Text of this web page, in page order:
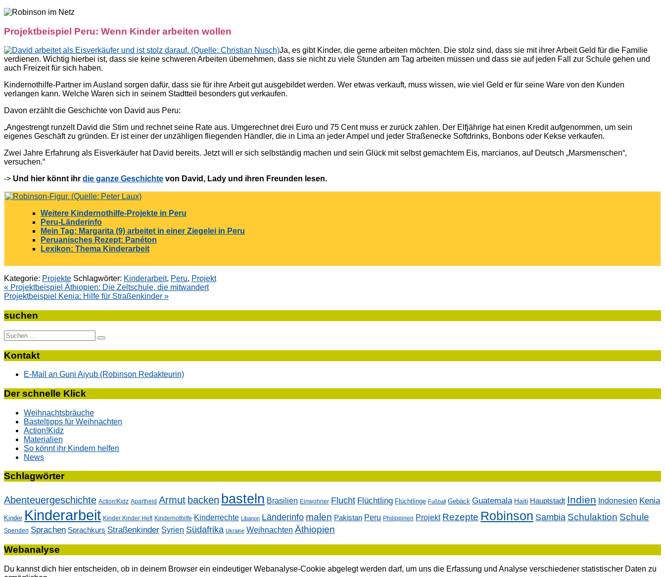
Projektbeispiel Peru: Wenn Kinder arbeiten wollen
Ja, es gibt Kinder, die gerne arbeiten möchten. Die stolz sind, dass sie mit ihrer Arbeit Geld für die Familie
verdienen. Wichtig hierbei ist, dass sie keine schweren Arbeiten übernehmen, dass sie nicht zu viele Stunden am Tag arbeiten müssen und dass sie auf jeden Fall zur Schule gehen und
auch Freizeit für sich haben.
Kindernothilfe-Partner im Ausland sorgen dafür, dass sie für ihre Arbeit gut ausgebildet werden. Wer etwas verkauft, muss wissen, wie viel Geld er für seine Ware von den Kunden
verlangen kann. Welche Waren sich in seinem Stadtteil besonders gut verkaufen.
Davon erzählt die Geschichte von David aus Peru:
„Angestrengt runzelt David die Stirn und rechnet seine Rate aus. Umgerechnet drei Euro und 75 Cent muss er zurück zahlen. Der Elfjährige hat einen Kredit aufgenommen, um sein
eigenes Geschäft zu gründen. Er ist einer der unzähligen fliegenden Händler, die in Lima an jeder Ampel und jeder Straßenecke Softdrinks, Bonbons oder Kekse verkaufen.
Zwei Jahre Erfahrung als Eisverkäufer hat David bereits. Jetzt will er sich selbständig machen und sein Glück mit selbst gemachtem Eis, marcianos, auf Deutsch „Marsmenschen“,
versuchen.“
-> Und hier könnt ihr die ganze Geschichte von David, Lady und ihren Freunden lesen.
Weitere Kindernothilfe-Projekte in Peru
Peru-Länderinfo
Mein Tag: Margarita (9) arbeitet in einer Ziegelei in Peru
Peruanisches Rezept: Panéton
Lexikon: Thema Kinderarbeit
Kategorie: Projekte Schlagwörter: Kinderarbeit, Peru, Projekt
Beitragsnavigation
« Projektbeispiel Äthiopien: Die Zeltschule, die mitwandert
Projektbeispiel Kenia: Hilfe für Straßenkinder »
suchen
Suche
nach:
Kontakt
E-Mail an Guni Aiyub (Robinson Redakteurin)
Der schnelle Klick
Weihnachtsbräuche
Basteltipps für Weihnachten
Action!Kidz
Materialien
So könnt ihr Kindern helfen
News
Schlagwörter
Abenteuergeschichte Action!Kidz Apartheid Armut backen basteln Brasilien Einwohner Flucht Flüchtling Flüchtlinge Fußball Gebäck Guatemala Haiti Hauptstadt Indien Indonesien Kenia
Kinder Kinderarbeit Kinder Kinder Heft Kindernothilfe Kinderrechte Libanon Länderinfo malen Pakistan Peru Philippinen Projekt Rezepte Robinson Sambia Schulaktion Schule
Spenden Sprachen Sprachkurs Straßenkinder Syrien Südafrika Ukraine Weihnachten Äthiopien
Webanalyse
Du kannst dich hier entscheiden, ob in deinem Browser ein eindeutiger Webanalyse-Cookie abgelegt werden darf, um uns die Erfassung und Analyse verschiedener statistischer Daten zu